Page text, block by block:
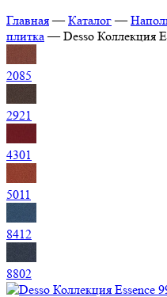
Главная — Каталог —
плитка — Desso Коллекция
2085
2921
4301
5011
8412
8802